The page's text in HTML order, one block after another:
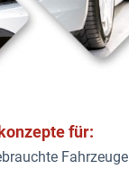
für:
Fahrzeuge